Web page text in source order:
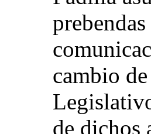
cambio
de dichos